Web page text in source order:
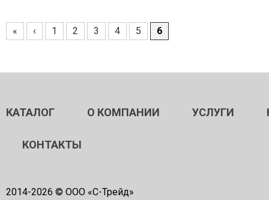
« ‹ 1 2 3 4 5 6
КАТАЛОГ О КОМПАНИИ УСЛУГИ
КОНТАКТЫ
2014-2026 © ООО «С-Трейд»